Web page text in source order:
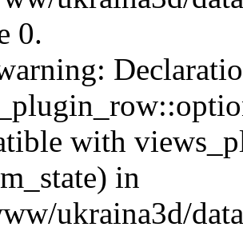
0.
with
in
ukraina3d/